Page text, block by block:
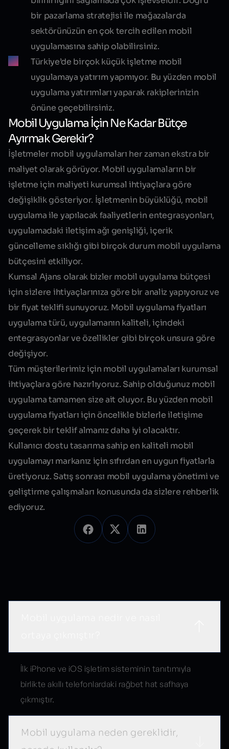
bir pazarlama stratejisi ile mağazalarda
sektörünüzün en çok tercih edilen mobil
uygulamasına sahip olabilirsiniz.
Türkiye’de birçok küçük işletme mobil
uygulamaya yatırım yapmıyor. Bu yüzden mobil
uygulama yatırımları yaparak rakiplerinizin
önüne geçebilirsiniz.
Mobil Uygulama İçin Ne Kadar Bütçe
Ayırmak Gerekir?
İşletmeler mobil uygulamaları her zaman ekstra bir
maliyet olarak görüyor. Mobil uygulamaların bir
işletme için maliyeti kurumsal ihtiyaçlara göre
değişiklik gösteriyor. İşletmenin büyüklüğü, mobil
uygulama ile yapılacak faaliyetlerin entegrasyonları,
uygulamadaki iletişim ağı genişliği, içerik
güncelleme sıklığı gibi birçok durum mobil uygulama
bütçesini etkiliyor.
Kumsal Ajans olarak bizler mobil uygulama bütçesi
için sizlere ihtiyaçlarınıza göre bir analiz yapıyoruz ve
bir fiyat teklifi sunuyoruz. Mobil uygulama fiyatları
uygulama türü, uygulamanın kaliteli, içindeki
entegrasyonlar ve özellikler gibi birçok unsura göre
değişiyor.
Tüm müşterilerimiz için mobil uygulamaları kurumsal
ihtiyaçlara göre hazırlıyoruz. Sahip olduğunuz mobil
uygulama tamamen size ait oluyor. Bu yüzden mobil
uygulama fiyatları için öncelikle bizlerle iletişime
geçerek bir teklif almanız daha iyi olacaktır.
Kullanıcı dostu tasarıma sahip en kaliteli mobil
uygulamayı markanız için sıfırdan en uygun fiyatlarla
üretiyoruz. Satış sonrası mobil uygulama yönetimi ve
geliştirme çalışmaları konusunda da sizlere rehberlik
ediyoruz.
İlk iPhone ve iOS işletim sisteminin tanıtımıyla
birlikte akıllı telefonlardaki rağbet hat safhaya
çıkmıştır.
Mobil uygulama neden gereklidir,